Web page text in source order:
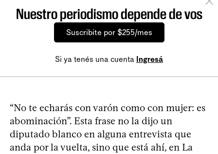
Nuestro periodismo depende de vos
Suscribite por $255/mes
Si ya tenés una cuenta Ingresá
“No te echarás con varón como con mujer: es
abominación”. Esta frase no la dijo un
diputado blanco en alguna entrevista que
anda por la vuelta, sino que está ahí, en La